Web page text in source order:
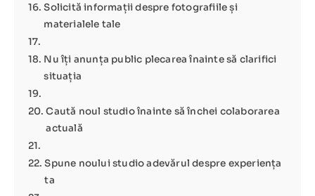
Solicită informații despre fotografiile și
materialele tale
Nu îți anunța public plecarea înainte să clarifici
situația
Caută noul studio înainte să închei colaborarea
actuală
Spune noului studio adevărul despre experiența
ta